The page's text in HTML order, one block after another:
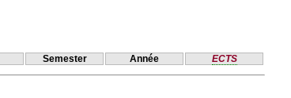
Semester Année ECTS